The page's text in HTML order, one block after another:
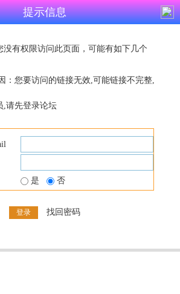
提示信息
没有权限访问此页面，可能有如下几个
：您要访问的链接无效,可能链接不完整,
,请先登录论坛
是 否
找回密码